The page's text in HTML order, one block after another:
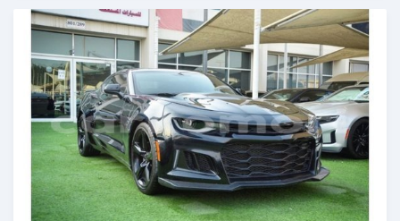
Publié il y a presque 6 ans